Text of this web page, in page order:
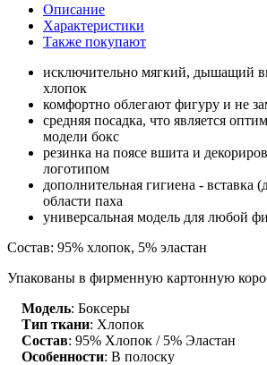
Описание
Характеристики
Также покупают
исключительно мягкий, дышащий
хлопок
комфортно облегают фигуру и не
средняя посадка, что является
модели бокс
резинка на поясе вшита и
логотипом
дополнительная гигиена - вставка
области паха
универсальная модель для любой
Состав: 95% хлопок, 5% эластан
Упакованы в фирменную картонную
Модель: Боксеры
Тип ткани: Хлопок
Состав: 95% Хлопок / 5% Эластан
Особенности: В полоску